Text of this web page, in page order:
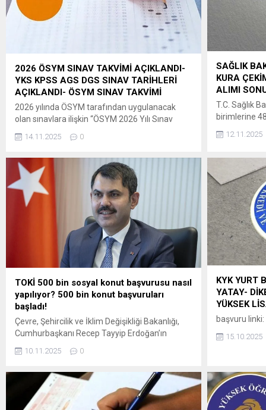
2026 ÖSYM SINAV TAKVİMİ AÇIKLANDI-
YKS KPSS AGS DGS SINAV TARİHLERİ
AÇIKLANDI- ÖSYM SINAV TAKVİMİ
2026 yılında ÖSYM tarafından uygulanacak
olan sınavlara ilişkin “ÖSYM 2026 Yılı Sınav
2025 tarihinde saat 09.30’dan itibaren
erişilebilecektir. Adaylara ve kamuoyuna
saygıyla duyurulur. ÖSYM BAŞKANLIĞI ” ÖSYM
2026 Yılı Sınav Takvimi (Güncel gelişmelere
göre ÖSYM Sınav Takvimi yenilenerek
kamuoyuna duyurulacaktır.)
14.11.2025 0
SAĞLIK
KURA
ALIMI
T.C. Sağlık
birimlerine
hükümleri
08/10/2025
13/10/
il düzeyinde
alınan
12.11.2025
TOKİ 500 bin sosyal konut başvurusu nasıl
yapılıyor? 500 bin konut başvuruları
başladı!
Çevre, Şehircilik ve İklim Değişikliği Bakanlığı,
Cumhurbaşkanı Recep Tayyip Erdoğan’ın
Projesi” ile Türkiye tarihinin en büyük sosyal
edilecek 500 bin sosyal konut, dar gelirli
vatandaşlar için yüzde 10 peşinat ve 240 aya
kadar vade seçeneği ile satışa...
10.11.2025 0
KYK YURT
YATAY-
YÜKSEK
başvuru
15.10.2025